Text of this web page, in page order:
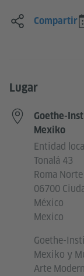
Compartir
Lugar
Goethe-
Mexiko
Entidad local
Tonalá 43
Roma Norte
06700
México
Mexico
Goethe-
Mexiko y
Arte